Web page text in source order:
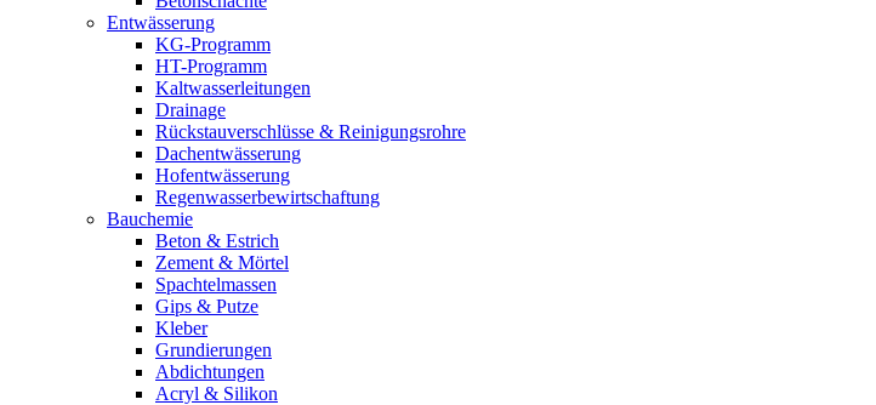
Entwässerung
KG-Programm
HT-Programm
Kaltwasserleitungen
Drainage
Rückstauverschlüsse & Reinigungsrohre
Dachentwässerung
Hofentwässerung
Regenwasserbewirtschaftung
Bauchemie
Beton & Estrich
Zement & Mörtel
Spachtelmassen
Gips & Putze
Kleber
Grundierungen
Abdichtungen
Acryl & Silikon